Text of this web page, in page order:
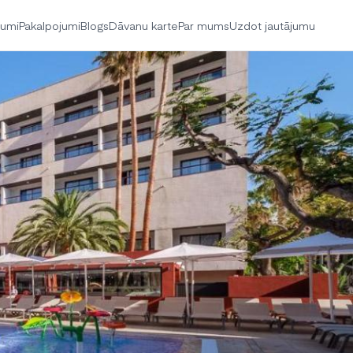
PakalpojumiBlogsDāvanu kartePar mumsUzdot jautājumu